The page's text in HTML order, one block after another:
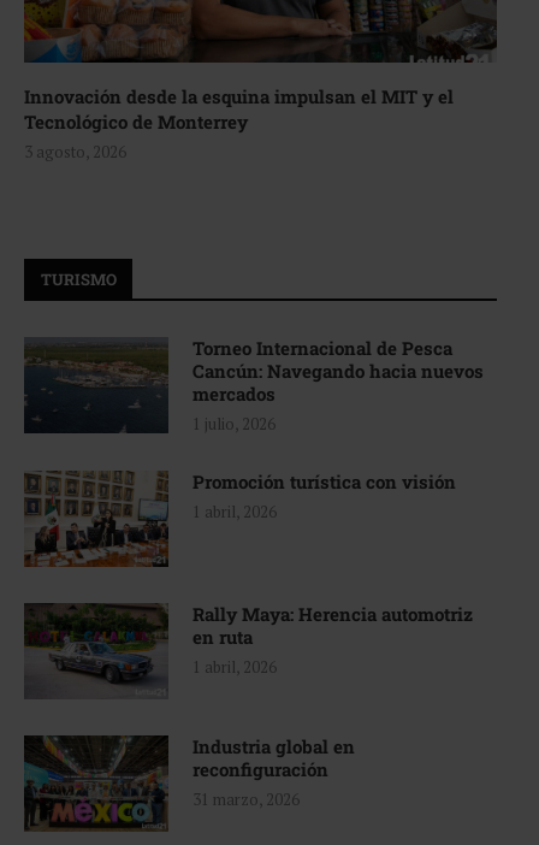
Innovación desde la esquina impulsan el MIT y el
Tecnológico de Monterrey
3 agosto, 2026
TURISMO
Torneo Internacional de Pesca
Cancún: Navegando hacia nuevos
mercados
1 julio, 2026
Promoción turística con visión
1 abril, 2026
Rally Maya: Herencia automotriz
en ruta
1 abril, 2026
Industria global en
reconfiguración
31 marzo, 2026